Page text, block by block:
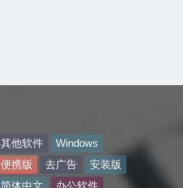
其他软件
Windows
便携版 去广告
安装版
简体中文
办公软件